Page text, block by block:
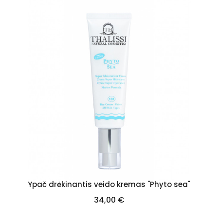
Ypač drėkinantis veido kremas "Phyto sea"
Kaina
34,00 €